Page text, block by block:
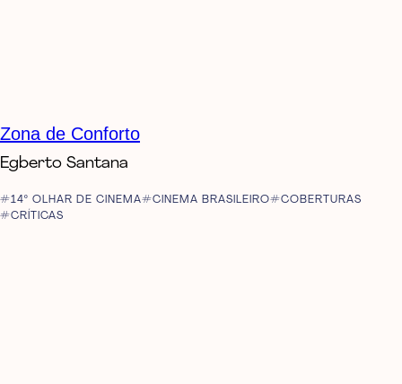
Zona de Conforto
Egberto Santana
14º OLHAR DE CINEMA CINEMA BRASILEIRO
COBERTURAS
CRÍTICAS